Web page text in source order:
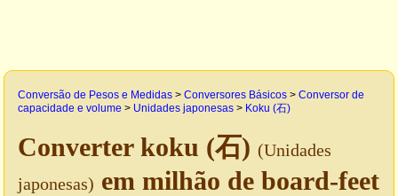
Conversão de Pesos e Medidas > Conversores Básicos > Conversor de
capacidade e volume > Unidades japonesas > Koku (石)
Converter koku (石) (Unidades
japonesas) em milhão de board-feet